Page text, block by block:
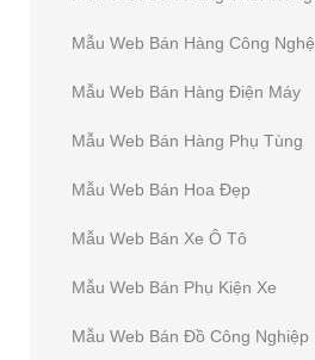
Mẫu Web Bán Hàng Công Nghệ
Mẫu Web Bán Hàng Điện Máy
Mẫu Web Bán Hàng Phụ Tùng
Mẫu Web Bán Hoa Đẹp
Mẫu Web Bán Xe Ô Tô
Mẫu Web Bán Phụ Kiện Xe
Mẫu Web Bán Đồ Công Nghiệp